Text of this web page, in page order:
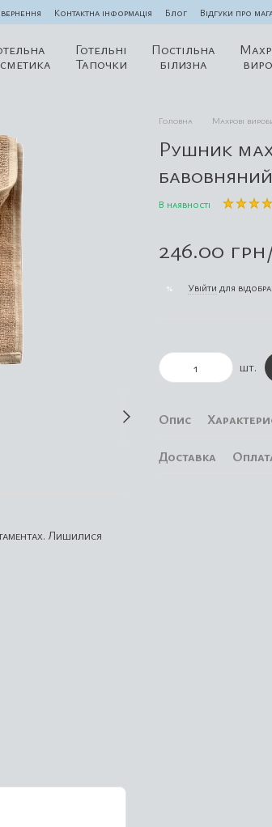
Контактна інформація Блог Відгуки про
Готельні
Тапочки
Постільна
білизна
Лишилися
Головна Махрові
Рушник
В наявності
246.00
% Увійти для
шт.
Опис
Доставка